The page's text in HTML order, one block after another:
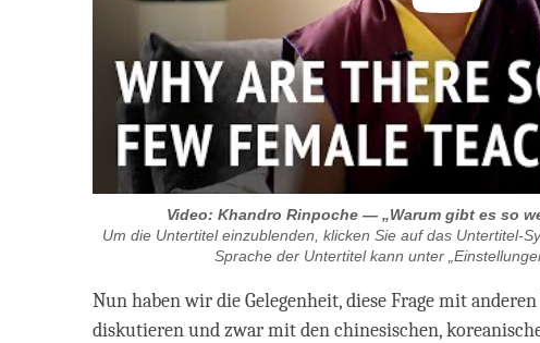
Video: Khandro Rinpoche — „Warum gibt es so
Um die Untertitel einzublenden, klicken Sie auf das Untertitel-
Sprache der Untertitel kann unter
Nun haben wir die Gelegenheit, diese Frage mit
diskutieren und zwar mit den chinesischen,